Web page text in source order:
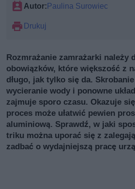
Autor: Paulina Surowiec
Drukuj
Rozmrażanie zamrażarki należy
obowiązków, które większość z
długo, jak tylko się da.
wycieranie wody i ponowne
zajmuje sporo czasu. Okazuje
proces może ułatwić pewien
aluminiową. Sprawdź, w jaki
triku można uporać się z
zadbać o wydajniejszą pracę